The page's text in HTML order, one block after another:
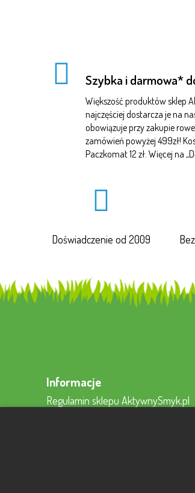
Szybka i darmowa*
Większość produktów sklep
najczęściej dostarcza je na
obowiązuje przy zakupie
zamówień powyżej 499zł!
Paczkomat 12 zł. Więcej na „
Doświadczenie od 2009
Informacje
Regulamin sklepu AktywnySmyk.pl